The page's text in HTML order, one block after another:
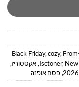
Black Friday, cozy,
Isotoner, New
,אקססוריז,
,פסח אופנה